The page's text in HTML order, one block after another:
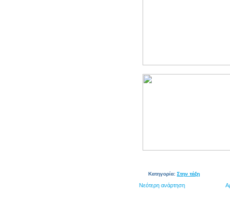
Κατηγορία: Στην τάξη
Νεότερη ανάρτηση